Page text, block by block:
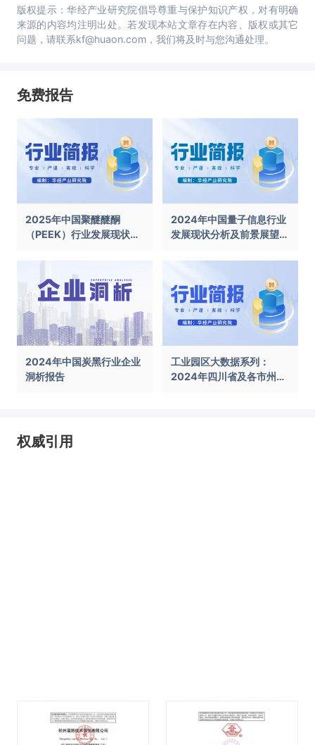
版权提示：华经产业研究院倡导尊重与保护知识产权，对有明确
来源的内容均注明出处。若发现本站文章存在内容、版权或其它
问题，请联系kf@huaon.com，我们将及时与您沟通处理。
免费报告
2025年中国聚醚醚酮
（PEEK）行业发展现状及
2024年中国量子信息行业
发展现状分析及前景展望报
2024年中国炭黑行业企业
洞析报告
工业园区大数据系列：
2024年四川省及各市州工
权威引用